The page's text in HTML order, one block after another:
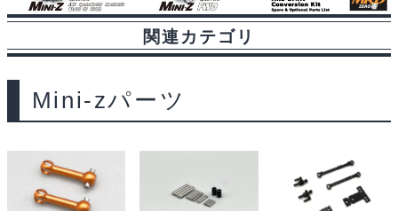
関連カテゴリ
Mini-zパーツ